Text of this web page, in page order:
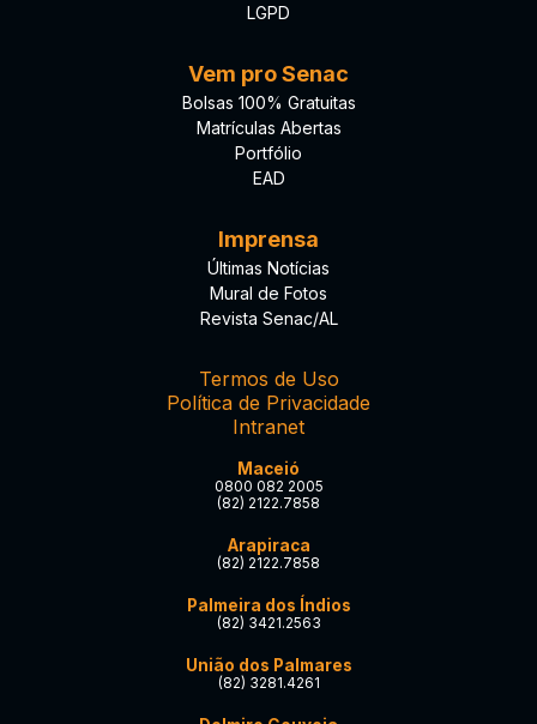
LGPD
Vem pro Senac
Bolsas 100% Gratuitas
Matrículas Abertas
Portfólio
EAD
Imprensa
Últimas Notícias
Mural de Fotos
Revista Senac/AL
Termos de Uso
Política de Privacidade
Intranet
Maceió
0800 082 2005
(82) 2122.7858
Arapiraca
(82) 2122.7858
Palmeira dos Índios
(82) 3421.2563
União dos Palmares
(82) 3281.4261